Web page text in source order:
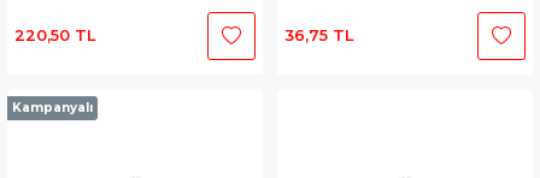
220,50 TL 36,75 TL
Kampanyalı